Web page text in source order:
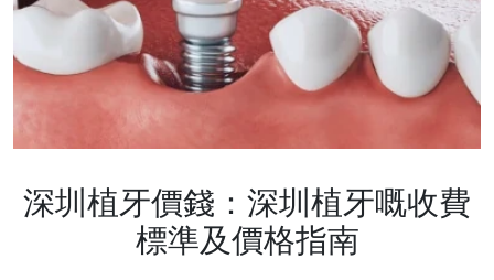
深圳植牙價錢：深圳植牙嘅收費
標準及價格指南